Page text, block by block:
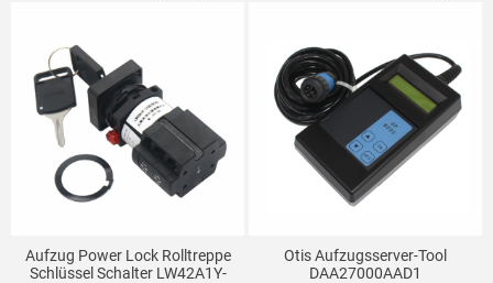
Aufzug Power Lock Rolltreppe
Schlüssel Schalter LW42A1Y-
Otis Aufzugsserver-Tool
DAA27000AAD1